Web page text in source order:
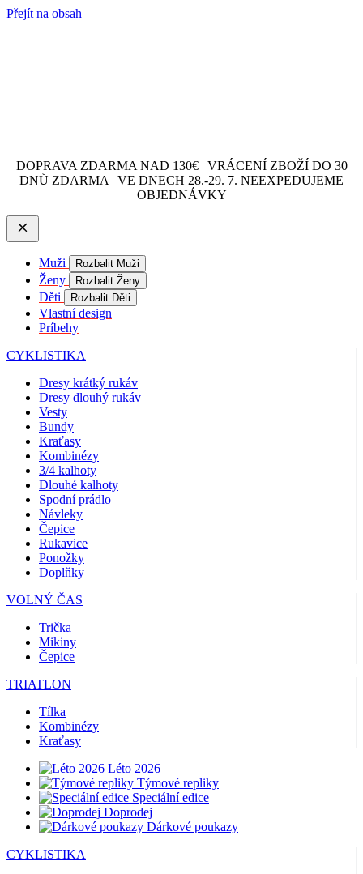
Přejít na obsah
DOPRAVA ZDARMA NAD 130€ | VRÁCENÍ ZBOŽÍ DO 30
DNŮ ZDARMA | VE DNECH 28.-29. 7. NEEXPEDUJEME
OBJEDNÁVKY
Muži Rozbalit Muži
Ženy Rozbalit Ženy
Děti Rozbalit Děti
Vlastní design
Príbehy
CYKLISTIKA
Dresy krátký rukáv
Dresy dlouhý rukáv
Vesty
Bundy
Kraťasy
Kombinézy
3/4 kalhoty
Dlouhé kalhoty
Spodní prádlo
Návleky
Čepice
Rukavice
Ponožky
Doplňky
VOLNÝ ČAS
Trička
Mikiny
Čepice
TRIATLON
Tílka
Kombinézy
Kraťasy
Léto 2026
Týmové repliky
Speciální edice
Doprodej
Dárkové poukazy
CYKLISTIKA